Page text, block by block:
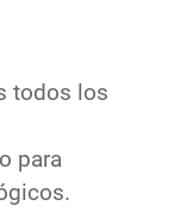
todos los
para